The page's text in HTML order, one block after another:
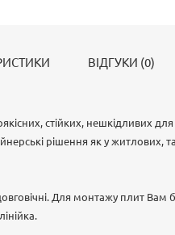
ВІДГУКИ (0)
стійких, нешкідливих
рішення як у житлових,
Для монтажу плит Вам